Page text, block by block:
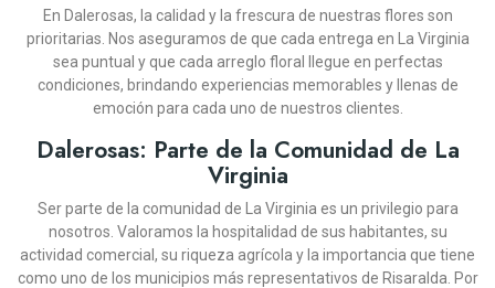
DALEROSAS
CAJA DE 24 ROSAS ROJAS
COP $239.900
DALEROSAS
CAJA DE 24 ROSAS
COP $239.900
DALEROSAS
JARRÓN OTOÑO
COP $269.900COP
$242.910 -10%
DALEROSAS
JARRÓN TE ADORO
COP $269.900
DALEROSAS
CANASTA DE FRUTAS
COP $248.900
DALEROSAS
DISEÑO FLORAL CON
COP $299.900
DALEROSAS
DISEÑO FÚNEBRE
COP $199.900
DALEROSAS
DISEÑO FÚNEBRE TE
COP $309.900
DALEROSAS
JARRÓN LLÉVAME
COP $285.900
DALEROSAS
JARRÓN OTOÑO
COP $269.900COP
$242.910 -10%
DALEROSAS
BOUQUET DE ROSAS
COP $164.900
DALEROSAS
BOUQUET DE ROSAS Y
COP $274.900
DALEROSAS
SOLITARIO CON ROSAS
COP $139.900
DALEROSAS
SOLITARIO CON ROSAS
COP $139.900
En Dalerosas, la calidad y la frescura de nuestras flores son
prioritarias. Nos aseguramos de que cada entrega en La Virginia
sea puntual y que cada arreglo floral llegue en perfectas
condiciones, brindando experiencias memorables y llenas de
emoción para cada uno de nuestros clientes.
Dalerosas: Parte de la Comunidad de La
Virginia
Ser parte de la comunidad de La Virginia es un privilegio para
nosotros. Valoramos la hospitalidad de sus habitantes, su
actividad comercial, su riqueza agrícola y la importancia que tiene
como uno de los municipios más representativos de Risaralda. Por